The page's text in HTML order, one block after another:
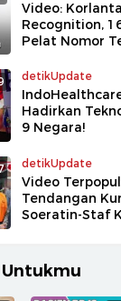
Video:
Recognition,
Pelat Nomor
detikUpdate
Hadirkan
9 Negara!
detikUpdate
Video
Tendangan
Soeratin-Staf